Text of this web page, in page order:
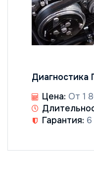
Диагностика
Цена: От 1
Гарантия: 6